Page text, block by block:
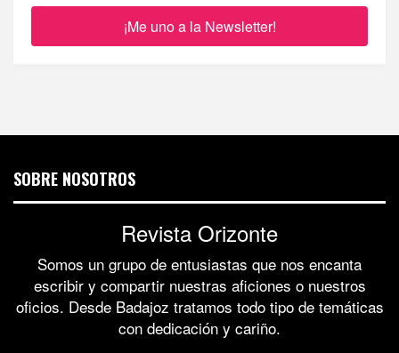
SOBRE NOSOTROS
Revista Orizonte
Somos un grupo de entusiastas que nos encanta
escribir y compartir nuestras aficiones o nuestros
oficios. Desde Badajoz tratamos todo tipo de temáticas
con dedicación y cariño.